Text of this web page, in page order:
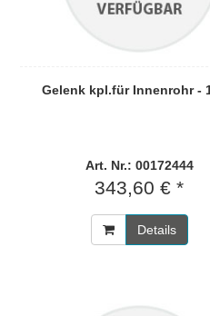
Gelenk kpl.für Innenrohr -
Art. Nr.: 00172444
343,60 € *
Details